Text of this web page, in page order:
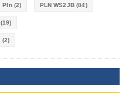
Pln(2) PLN WS2JB(84)
(19)
(2)